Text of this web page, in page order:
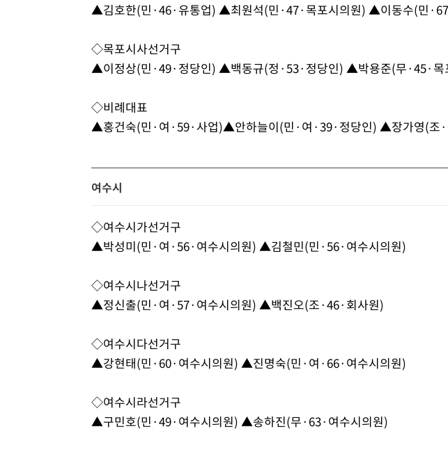
▲김호한(민·46·유통업) ▲최원석(민·47·목포시의원) ▲이동수(민
◇목포시사선거구
▲이정상(민·49·정당인) ▲백동규(정·53·정당인) ▲박용준(무·45·목
◇비례대표
▲홍건숙(민·여·59·사업)▲안하늘이(민·여·39·정당인) ▲장가영(조
여수시
◇여수시가선거구
▲박성미(민·여·56·여수시의원) ▲김철민(민·56·여수시의원)
◇여수시나선거구
▲정신출(민·여·57·여수시의원) ▲백진오(조·46·회사원)
◇여수시다선거구
▲강현태(민·60·여수시의원) ▲진명숙(민·여·66·여수시의원)
◇여수시라선거구
▲구민호(민·49·여수시의원) ▲송하진(무·63·여수시의원)